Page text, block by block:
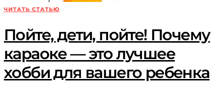
ЧИТАТЬ СТАТЬЮ
Пойте, дети, пойте! Почему
караоке — это лучшее
хобби для вашего ребенка